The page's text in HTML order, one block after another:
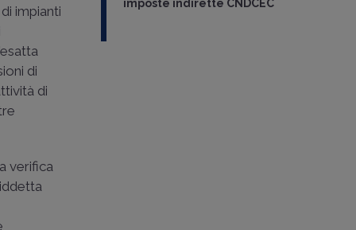
impianti
di
di
verifica
imposte indirette CNDCEC